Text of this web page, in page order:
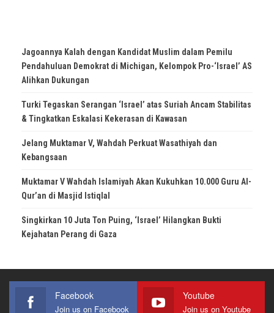
Jagoannya Kalah dengan Kandidat Muslim dalam Pemilu
Pendahuluan Demokrat di Michigan, Kelompok Pro-‘Israel’ AS
Alihkan Dukungan
Turki Tegaskan Serangan ‘Israel’ atas Suriah Ancam Stabilitas
& Tingkatkan Eskalasi Kekerasan di Kawasan
Jelang Muktamar V, Wahdah Perkuat Wasathiyah dan
Kebangsaan
Muktamar V Wahdah Islamiyah Akan Kukuhkan 10.000 Guru Al-
Qur’an di Masjid Istiqlal
Singkirkan 10 Juta Ton Puing, ‘Israel’ Hilangkan Bukti
Kejahatan Perang di Gaza
Facebook
Join us on Facebook
Youtube
Join us on Youtube